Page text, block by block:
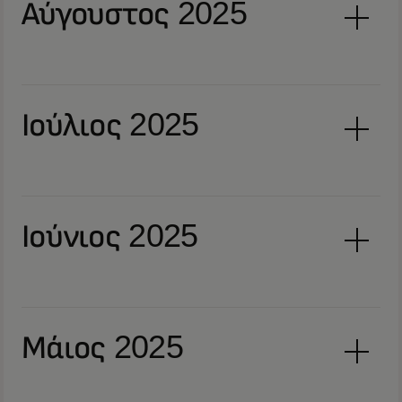
Αύγουστος 2025
Ιούλιος 2025
Ιούνιος 2025
Μάιος 2025